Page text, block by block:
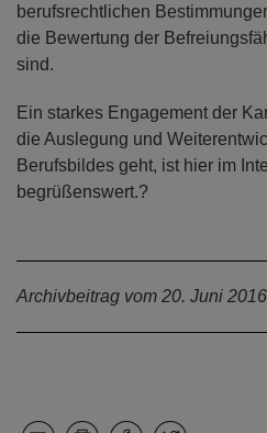
berufsrechtlichen
die Bewertung der
sind.
Ein starkes Engagement der
die Auslegung und
Berufsbildes geht, ist hier im
begrüßenswert.?
Archivbeitrag vom 20. Juni 2016